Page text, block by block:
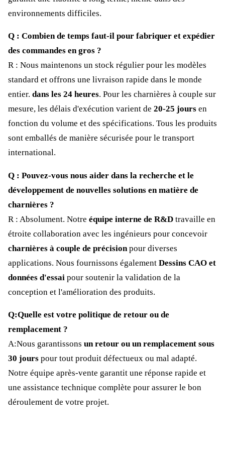
environnements difficiles.
Q : Combien de temps faut-il pour fabriquer et expédier
des commandes en gros ?
R : Nous maintenons un stock régulier pour les modèles
standard et offrons une livraison rapide dans le monde
entier. dans les 24 heures. Pour les charnières à couple sur
mesure, les délais d'exécution varient de 20-25 jours en
fonction du volume et des spécifications. Tous les produits
sont emballés de manière sécurisée pour le transport
international.
Q : Pouvez-vous nous aider dans la recherche et le
développement de nouvelles solutions en matière de
charnières ?
R : Absolument. Notre équipe interne de R&D travaille en
étroite collaboration avec les ingénieurs pour concevoir
charnières à couple de précisionpour diverses
applications. Nous fournissons également Dessins CAO et
données d'essai pour soutenir la validation de la
conception et l'amélioration des produits.
Q:Quelle est votre politique de retour ou de
remplacement ?
A:Nous garantissons un retour ou un remplacement sous
30 jours pour tout produit défectueux ou mal adapté.
Notre équipe après-vente garantit une réponse rapide et
une assistance technique complète pour assurer le bon
déroulement de votre projet.